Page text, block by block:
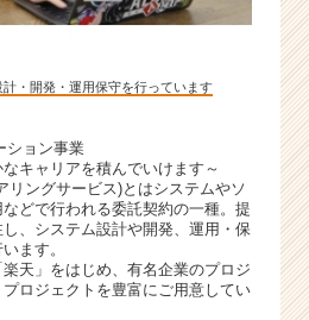
・開発・運用保守を行っています
ション事業
キャリアを積んでいけます～
リングサービス)とはシステムやソ
どで行われる委託契約の一種。提
、システム設計や開発、運用・保
ます。
天」をはじめ、有名企業のプロジ
ロジェクトを豊富にご用意してい